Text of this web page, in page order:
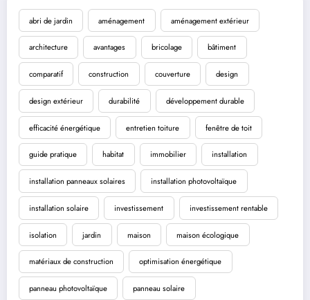
abri de jardin aménagement aménagement extérieur
architecture avantages bricolage bâtiment
comparatif construction couverture design
design extérieur durabilité développement durable
efficacité énergétique entretien toiture fenêtre de toit
guide pratique habitat immobilier installation
installation panneaux solaires installation photovoltaïque
installation solaire investissement investissement rentable
isolation jardin maison maison écologique
matériaux de construction optimisation énergétique
panneau photovoltaïque panneau solaire